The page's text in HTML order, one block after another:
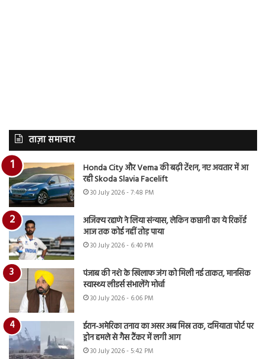
ताज़ा समाचार
Honda City और Verna की बढ़ी टेंशन, नए अवतार में आ
रही Skoda Slavia Facelift
30 July 2026 - 7:48 PM
अजिंक्य रहाणे ने लिया संन्यास, लेकिन कप्तानी का ये रिकॉर्ड
आज तक कोई नहीं तोड़ पाया
30 July 2026 - 6:40 PM
पंजाब की नशे के खिलाफ जंग को मिली नई ताकत, मानसिक
स्वास्थ्य लीडर्स संभालेंगे मोर्चा
30 July 2026 - 6:06 PM
ईरान-अमेरिका तनाव का असर अब मिस्र तक, दमियाता पोर्ट पर
ड्रोन हमले से गैस टैंकर में लगी आग
30 July 2026 - 5:42 PM